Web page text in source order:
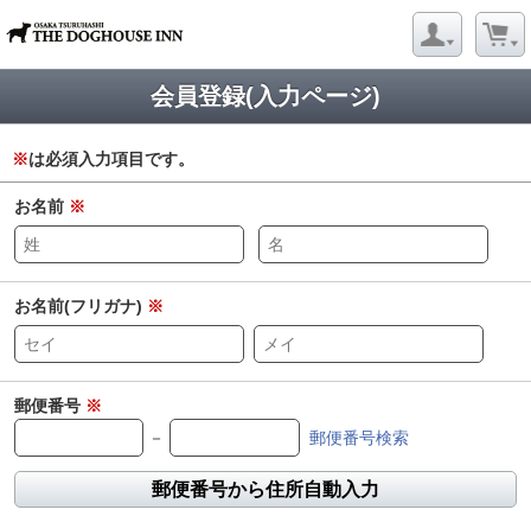
会員登録(入力ページ)
※は必須入力項目です。
お名前 ※
お名前(フリガナ) ※
郵便番号 ※
－
郵便番号検索
郵便番号から住所自動入力